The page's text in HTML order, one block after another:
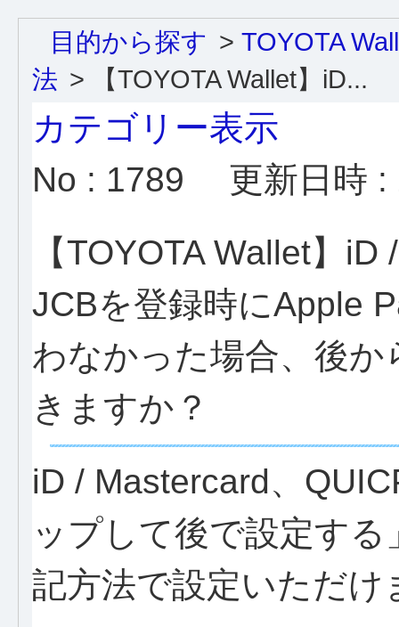
目的から探す > TOYOTA
法 > 【TOYOTA Wallet】iD...
カテゴリー表示
No : 1789
更新日時
【TOYOTA Wallet】
JCBを登録時にApple
わなかった場合、後
きますか？
iD / Mastercard、
ップして後で設定す
記方法で設定いただけ